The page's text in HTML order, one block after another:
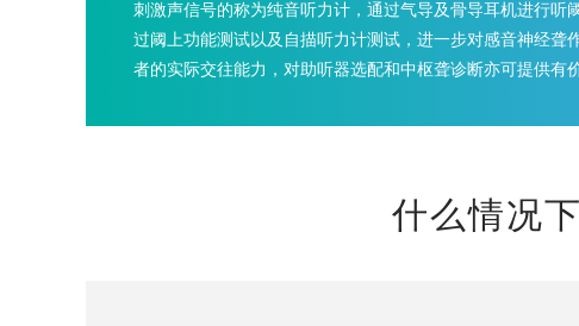
刺激声信号的称为纯音听力计，通过气导及骨导耳机进行
过阈上功能测试以及自描听力计测试，进一步对感音神经
者的实际交往能力，对助听器选配和中枢聋诊断亦可提供有
什么情况